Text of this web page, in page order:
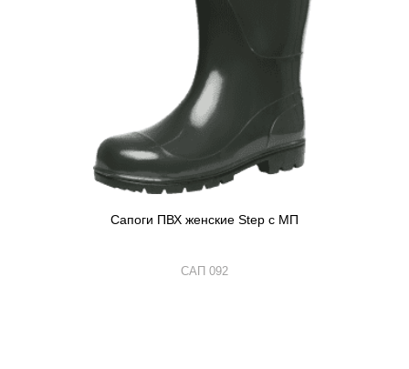
Сапоги ПВХ женские Step с МП
САП 092